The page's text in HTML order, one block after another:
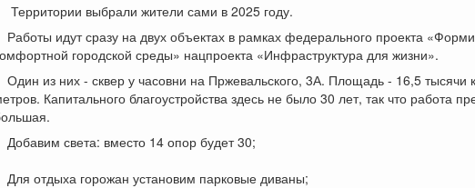
Территории выбрали жители сами в 2025 году.
Работы идут сразу на двух объектах в рамках федерального проекта
городской среды» нацпроекта «Инфраструктура для жизни».
Один из них - сквер у часовни на Пржевальского, 3А. Площадь - 16,5 тысячи
Капитального благоустройства здесь не было 30 лет, так что работа
Добавим света: вместо 14 опор будет 30;
Для отдыха горожан установим парковые диваны;